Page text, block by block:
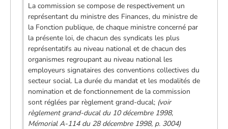
La commission se compose de respectivement un
représentant du ministre des Finances, du ministre de
la Fonction publique, de chaque ministre concerné par
la présente loi, de chacun des syndicats les plus
représentatifs au niveau national et de chacun des
organismes regroupant au niveau national les
employeurs signataires des conventions collectives du
secteur social. La durée du mandat et les modalités de
nomination et de fonctionnement de la commission
sont réglées par règlement grand-ducal; (voir
règlement grand-ducal du 10 décembre 1998,
Mémorial A-114 du 28 décembre 1998, p. 3004)